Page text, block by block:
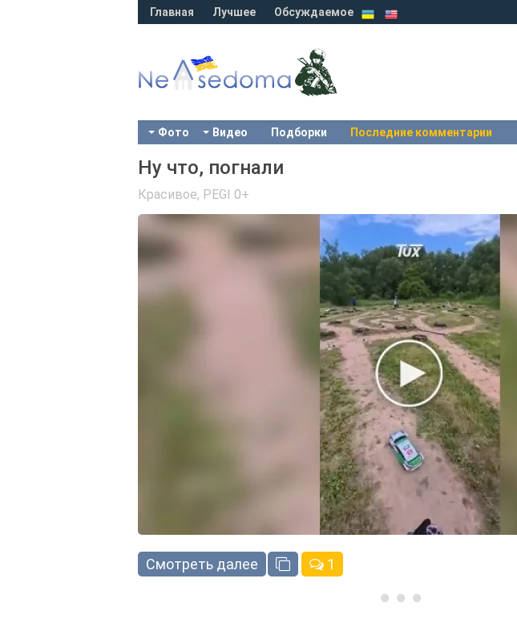
Главная Лучшее Обсуждаемое
Фото Видео Подборки Последние комментарии
Ну что, погнали
Красивое, PEGI 0+
Смотреть далее 1